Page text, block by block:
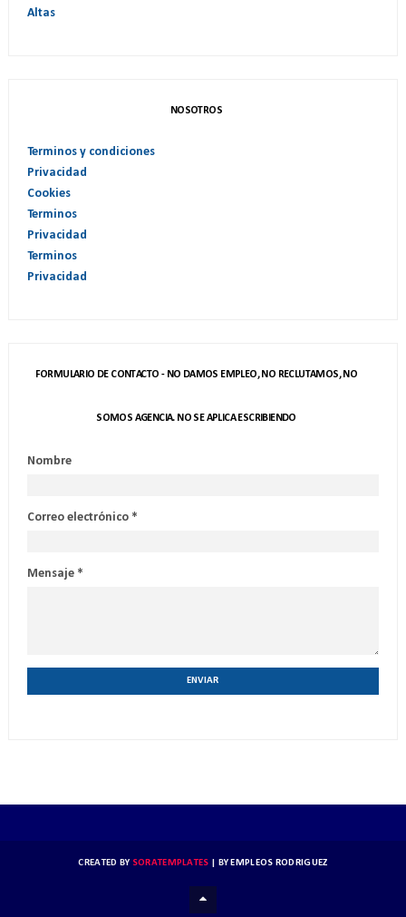
Altas
NOSOTROS
Terminos y condiciones
Privacidad
Cookies
Terminos
Privacidad
Terminos
Privacidad
FORMULARIO DE CONTACTO - NO DAMOS EMPLEO, NO RECLUTAMOS, NO
SOMOS AGENCIA. NO SE APLICA ESCRIBIENDO
Nombre
Correo electrónico *
Mensaje *
CREATED BY SORATEMPLATES | BYEMPLEOS RODRIGUEZ